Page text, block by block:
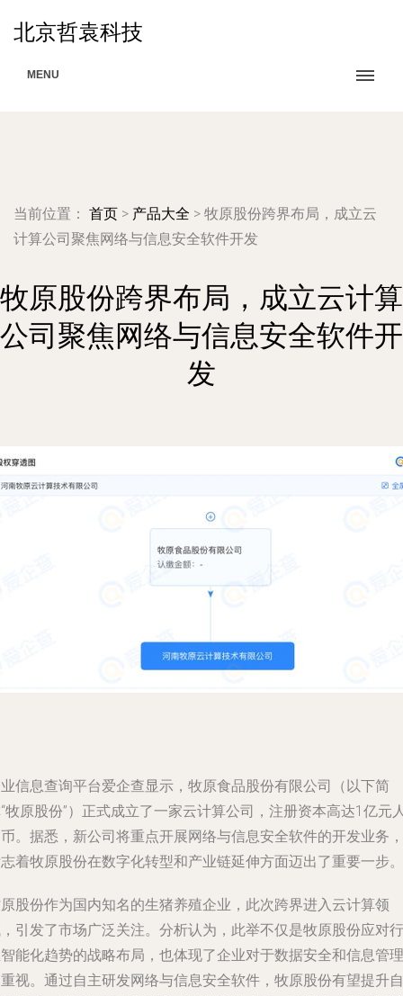
北京哲袁科技
MENU
当前位置： 首页 > 产品大全 > 牧原股份跨界布局，成立云
计算公司聚焦网络与信息安全软件开发
牧原股份跨界布局，成立云计算
公司聚焦网络与信息安全软件开
发
信息查询平台爱企查显示，牧原食品股份有限公司（以下简
牧原股份”）正式成立了一家云计算公司，注册资本高达1亿元
。据悉，新公司将重点开展网络与信息安全软件的开发业务，
着牧原股份在数字化转型和产业链延伸方面迈出了重要一步。
股份作为国内知名的生猪养殖企业，此次跨界进入云计算领
引发了市场广泛关注。分析认为，此举不仅是牧原股份应对行
能化趋势的战略布局，也体现了企业对于数据安全和信息管理
视。通过自主研发网络与信息安全软件，牧原股份有望提升自